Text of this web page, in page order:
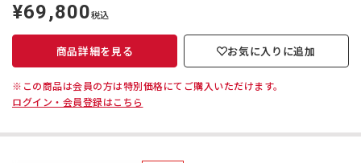
定
価
¥69,800税込
商品詳細を見る お気に入りに追加
※この商品は会員の方は特別価格にてご購入いただけます。
ログイン・会員登録はこちら